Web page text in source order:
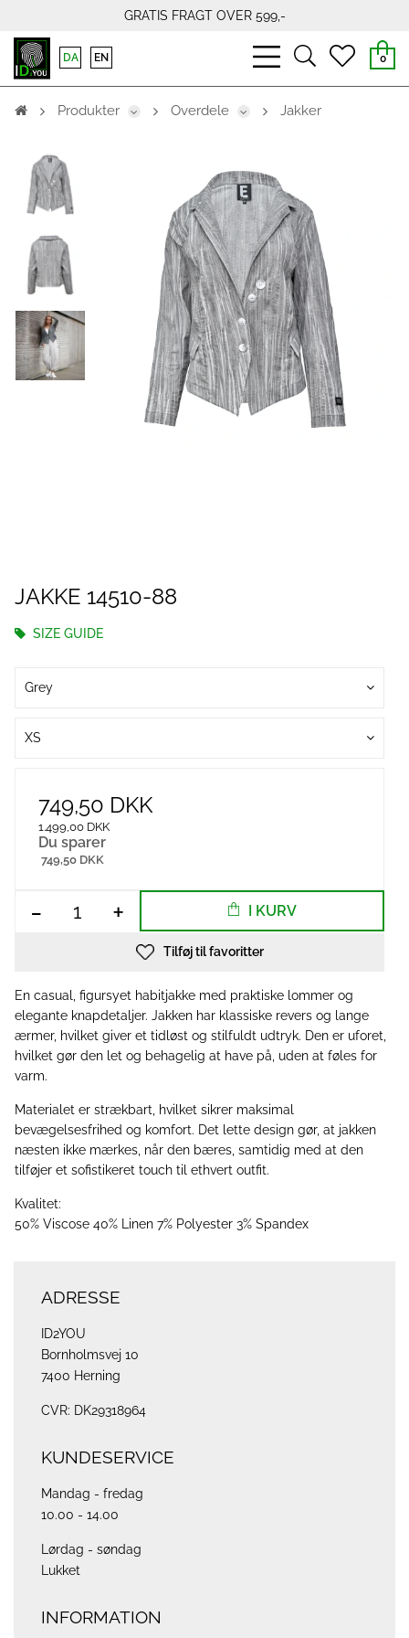
GRATIS FRAGT OVER 599,-
bars
light
searchheart
0
DA EN
Produkter Overdele Jakker
JAKKE 14510-88
SIZE GUIDE
Grey
XS
749,50 DKK
1.499,00 DKK
Du sparer
749,50 DKK
- + I KURV
Tilføj til favoritter
En casual, figursyet habitjakke med praktiske lommer og
elegante knapdetaljer. Jakken har klassiske revers og lange
ærmer, hvilket giver et tidløst og stilfuldt udtryk. Den er uforet,
hvilket gør den let og behagelig at have på, uden at føles for
varm.
Materialet er strækbart, hvilket sikrer maksimal
bevægelsesfrihed og komfort. Det lette design gør, at jakken
næsten ikke mærkes, når den bæres, samtidig med at den
tilføjer et sofistikeret touch til ethvert outfit.
Kvalitet:
50% Viscose 40% Linen 7% Polyester 3% Spandex
ADRESSE
ID2YOU
Bornholmsvej 10
7400 Herning
CVR: DK29318964
KUNDESERVICE
Mandag - fredag
10.00 - 14.00
Lørdag - søndag
Lukket
INFORMATION